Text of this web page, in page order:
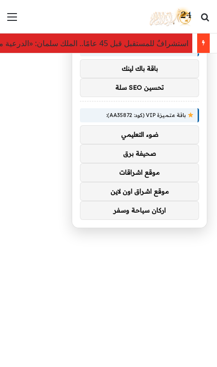
بحث عن
استشرافٌ للمستقبل قبل 45 عامًا.. الملك سلمان: «الدرعية مدينة الماضي والحاضر والمستقبل»
توصيات :
باقة متميزة VIP (كود: AA11138):
باقة باك لينك
تحسين SEO سلة
باقة متميزة VIP (كود: AA35872):
ضوء التعليمي
صحيفة برق
موقع اشراقات
موقع اشراق اون لاين
اركان سياحة وسفر